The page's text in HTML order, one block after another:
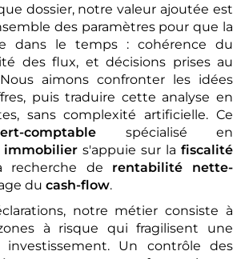
dossier, notre valeur ajoutée est
des paramètres pour que la
dans le temps : cohérence du
des flux, et décisions prises au
aimons confronter les idées
puis traduire cette analyse en
sans complexité artificielle. Ce
comptable spécialisé en
immobilier s'appuie sur la fiscalité
recherche de rentabilité nette-
du cash-flow.
notre métier consiste à
à risque qui fragilisent une
Un contrôle des